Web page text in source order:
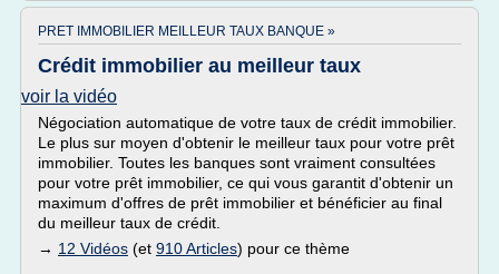
PRET IMMOBILIER MEILLEUR TAUX BANQUE »
Crédit immobilier au meilleur taux
voir la vidéo
Négociation automatique de votre taux de crédit immobilier.
Le plus sur moyen d'obtenir le meilleur taux pour votre prêt
immobilier. Toutes les banques sont vraiment consultées
pour votre prêt immobilier, ce qui vous garantit d'obtenir un
maximum d'offres de prêt immobilier et bénéficier au final
du meilleur taux de crédit.
→ 12 Vidéos (et 910 Articles) pour ce thème